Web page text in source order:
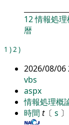
12情報処
暦
1 ) 2 )
2026/08/06
vbs
aspx
情報処理概
時間 t〔 s 〕